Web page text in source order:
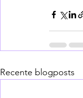
Recente blogposts